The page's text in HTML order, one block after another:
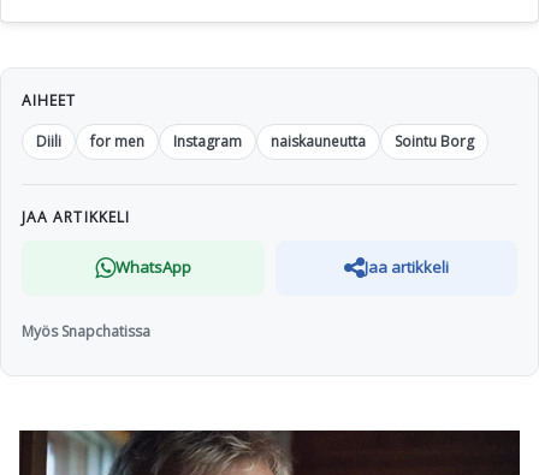
AIHEET
Diili
for men Instagram naiskauneutta Sointu Borg
JAA ARTIKKELI
WhatsApp Jaa artikkeli
Myös Snapchatissa